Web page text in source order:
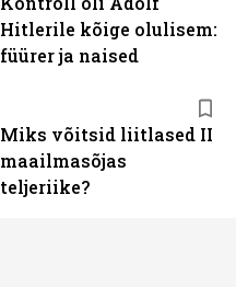
Hitlerile kõige olulisem:
füürer ja naised
Miks võitsid liitlased II
maailmasõjas
teljeriike?